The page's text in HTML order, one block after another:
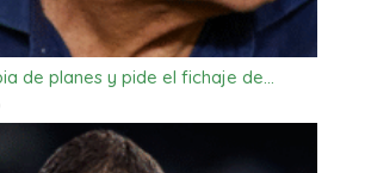
de planes y pide el fichaje de…